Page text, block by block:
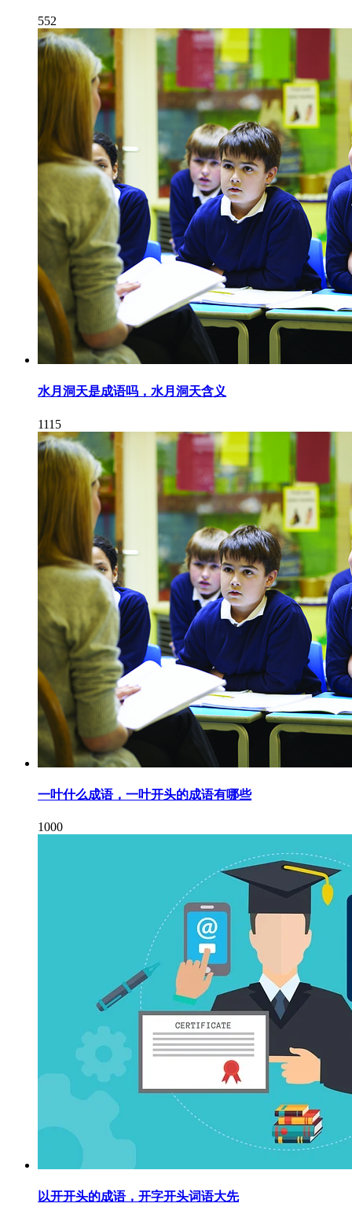
552
水月洞天是成语吗，水月洞天含义
1115
一叶什么成语，一叶开头的成语有哪些
1000
以开开头的成语，开字开头词语大先